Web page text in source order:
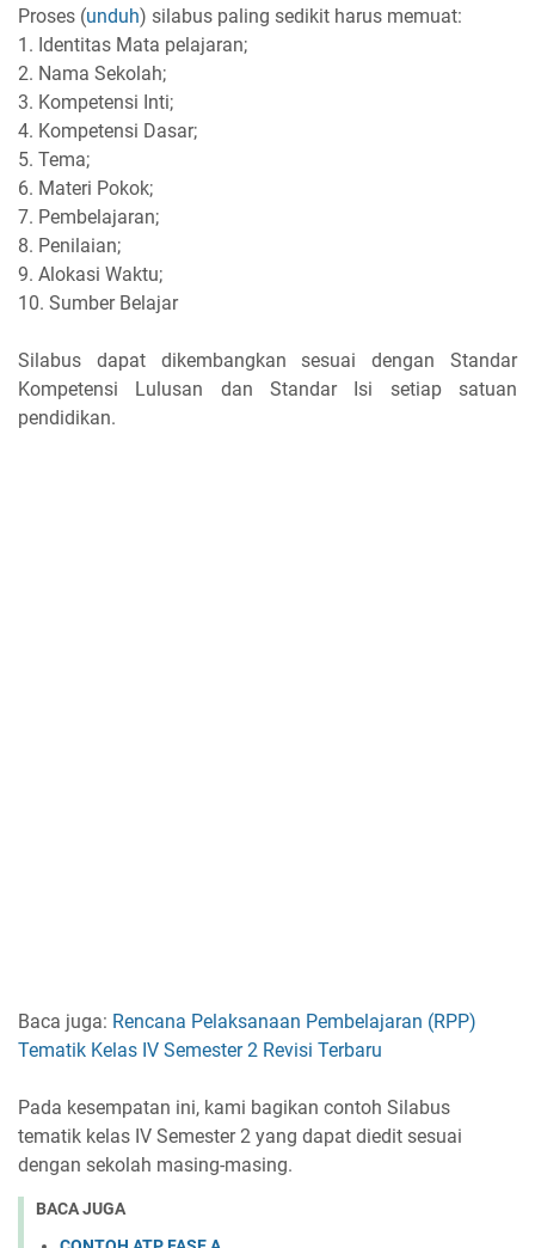
Proses (unduh) silabus paling sedikit harus memuat:
1. Identitas Mata pelajaran;
2. Nama Sekolah;
3. Kompetensi Inti;
4. Kompetensi Dasar;
5. Tema;
6. Materi Pokok;
7. Pembelajaran;
8. Penilaian;
9. Alokasi Waktu;
10. Sumber Belajar
Silabus dapat dikembangkan sesuai dengan Standar
Kompetensi Lulusan dan Standar Isi setiap satuan
pendidikan.
Baca juga: Rencana Pelaksanaan Pembelajaran (RPP)
Tematik Kelas IV Semester 2 Revisi Terbaru
Pada kesempatan ini, kami bagikan contoh Silabus
tematik kelas IV Semester 2 yang dapat diedit sesuai
dengan sekolah masing-masing.
BACA JUGA